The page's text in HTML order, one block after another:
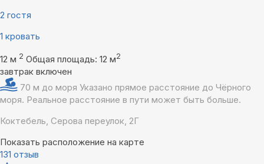
2 гостя
1 кровать
12 м 2 Общая площадь: 12 м2
завтрак включен
70 м до моря Указано прямое расстояние до Чёрного
моря. Реальное расстояние в пути может быть больше.
Коктебель, Серова переулок, 2Г
Показать расположение на карте
131 отзыв